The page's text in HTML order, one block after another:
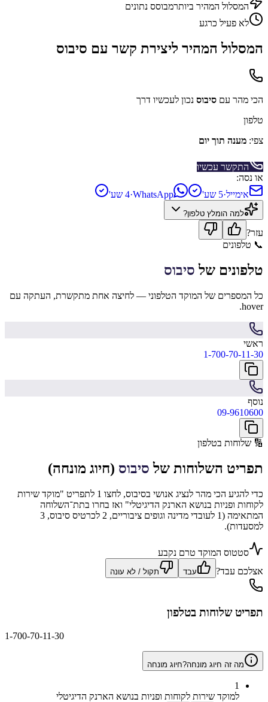
המסלול המהיר ביותרמבוסס נתונים
לא פעיל כרגע
המסלול המהיר ליצירת קשר עם סיבוס
הכי מהר עם סיבוס נכון לעכשיו דרך
טלפון
צפי: מענה תוך יום
התקשר עכשיו
או נסה:
אימייל·5 שע' WhatsApp
·4 שע'
למה הומלץ טלפון?
עזר?
📞 טלפונים
טלפונים של סיבוס
כל המספרים של המוקד הטלפוני — לחיצה אחת מתקשרת, העתקה עם
hover.
ראשי
1-700-70-11-30
נוסף
09-9610600
🔢 שלוחות בטלפון
תפריט השלוחות של סיבוס (חיוג מונחה)
כדי להגיע הכי מהר לנציג אנושי בסיבוס, לחצו 1 לתפריט "מוקד שירות
לקוחות ופניות בנושא הארנק הדיגיטלי" ואז בחרו בתת־השלוחה
המתאימה (1 לעובדי מדינה וגופים ציבוריים, 2 לכרטיס סיבוס, 3
למסעדות).
סטטוס המוקד טרם נקבע
אצלכם עבד?
עבד תקול / לא עונה
תפריט שלוחות בטלפון
1-700-70-11-30
מה זה חיוג מונחה?חיוג מונחה
1
למוקד שירות לקוחות ופניות בנושא הארנק הדיגיטלי